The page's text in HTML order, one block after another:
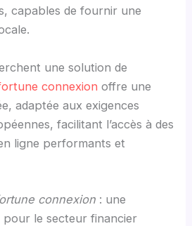
capables de fournir une
une solution de
connexion offre une
adaptée aux exigences
facilitant l’accès à des
ligne performants et
connexion : une
le secteur financier